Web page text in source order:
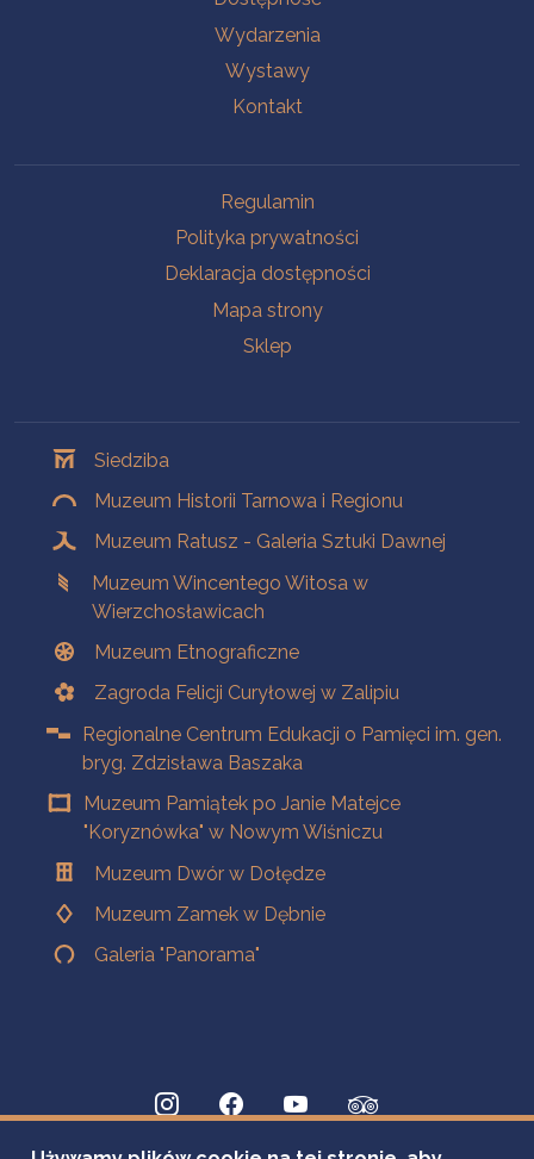
Wydarzenia
Wystawy
Kontakt
Regulamin
Polityka prywatności
Deklaracja dostępności
Mapa strony
Sklep
Siedziba
Muzeum Historii Tarnowa i Regionu
Muzeum Ratusz - Galeria Sztuki Dawnej
Muzeum Wincentego Witosa w
Wierzchosławicach
Muzeum Etnograficzne
Zagroda Felicji Curyłowej w Zalipiu
Regionalne Centrum Edukacji o Pamięci im. gen.
bryg. Zdzisława Baszaka
Muzeum Pamiątek po Janie Matejce
"Koryznówka" w Nowym Wiśniczu
Muzeum Dwór w Dołędze
Muzeum Zamek w Dębnie
Galeria "Panorama"